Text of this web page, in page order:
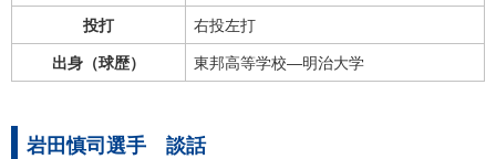
投打
右投左打
出身（球歴）
東邦高等学校―明治大学
岩田慎司選手 談話